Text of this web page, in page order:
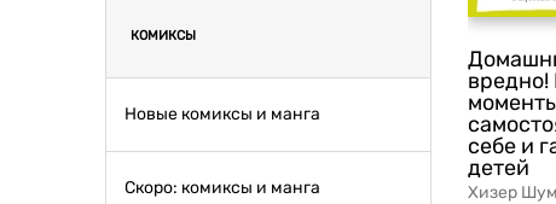
КОМИКСЫ
Новые комиксы и манга
Скоро: комиксы и манга
себе и
детей
Хизер